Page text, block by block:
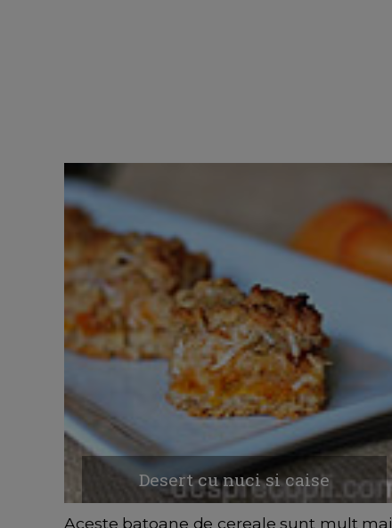
Desert cu nuci si caise
Aceste batoane de cereale sunt mult mai